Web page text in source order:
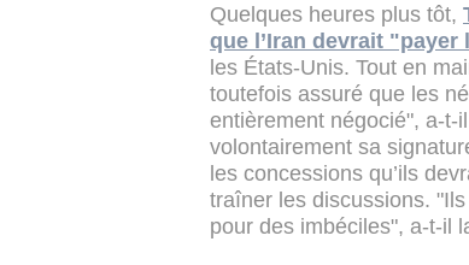
Quelques heures plus tôt,
que l’Iran devrait
les États-Unis. Tout en
toutefois assuré que les
entièrement négocié", a-t-
volontairement sa
les concessions qu’ils
traîner les discussions.
pour des imbéciles", a-t-il